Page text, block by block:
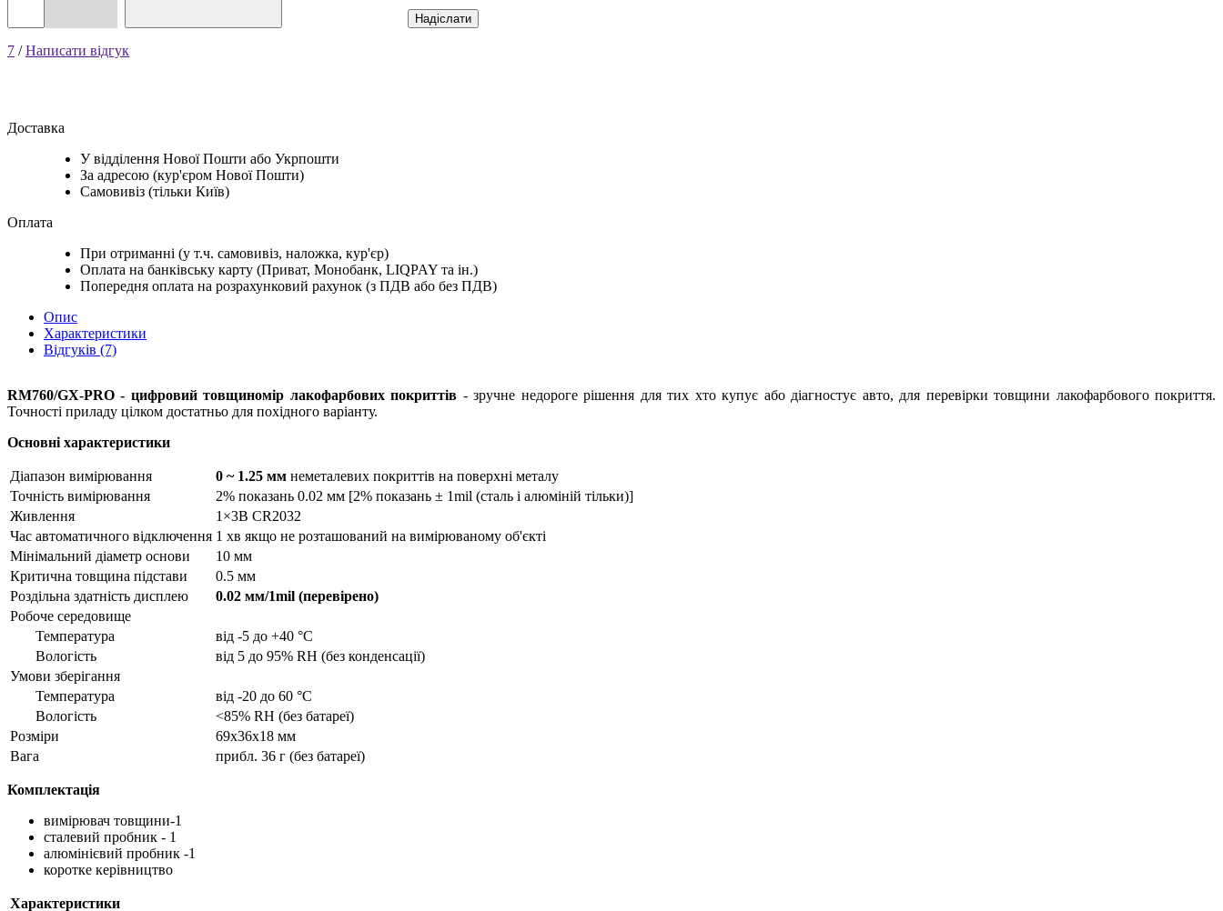
Надіслати
7 /Написати відгук
Доставка
У відділення Нової Пошти або Укрпошти
За адресою (кур'єром Нової Пошти)
Самовивіз (тільки Київ)
Оплата
При отриманні (у т.ч. самовивіз, наложка, кур'єр)
Оплата на банківську карту (Приват, Монобанк, LIQPAY та ін.)
Попередня оплата на розрахунковий рахунок (з ПДВ або без ПДВ)
Опис
Характеристики
Відгуків (7)
RM760/GX-PRO - цифровий товщиномір лакофарбових покриттів - зручне недороге рішення для тих хто купує або діагностує авто, для перевірки товщини лакофарбового покриття.
Точності приладу цілком достатньо для похідного варіанту.
Основні характеристики
Діапазон вимірювання 0 ~ 1.25 мм неметалевих покриттів на поверхні металу
Точність вимірювання
2% показань 0.02 мм [2% показань ± 1mil (сталь і алюміній тільки)]
Живлення
1×3В CR2032
Час автоматичного відключення 1 хв якщо не розташований на вимірюваному об'єкті
Мінімальний діаметр основи
10 мм
Критична товщина підстави
0.5 мм
Роздільна здатність дисплею
0.02 мм/1mil (перевірено)
Робоче середовище
Температура
від -5 до +40 °C
Вологість
від 5 до 95% RH (без конденсації)
Умови зберігання
Температура
від -20 до 60 °C
Вологість
<85% RH (без батареї)
Розміри
69x36x18 мм
Вага
прибл. 36 г (без батареї)
Комплектація
вимірювач товщини-1
сталевий пробник - 1
алюмінієвий пробник -1
коротке керівництво
Характеристики